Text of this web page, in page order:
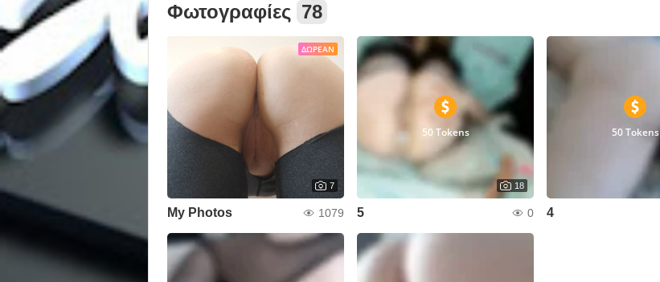
Φωτογραφίες 78
ΔΩΡΕΆΝ
7
My Photos 1079
50 Tokens
18
5 0
50 Tokens
4